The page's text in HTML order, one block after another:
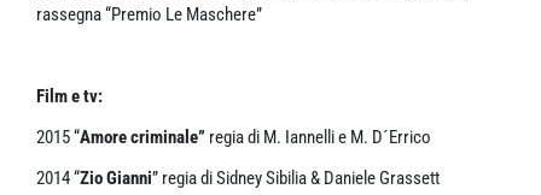
rassegna “Premio Le Maschere”
Film e tv:
2015 “Amore criminale” regia di M. Iannelli e M. D´Errico
2014 “Zio Gianni” regia di Sidney Sibilia & Daniele Grassett